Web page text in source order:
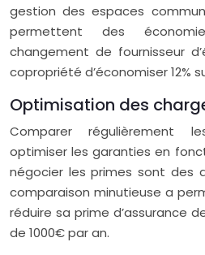
gestion des espaces
permettent des
changement de fournisseur
copropriété d’économiser 12%
Optimisation des
Comparer régulièrement
optimiser les garanties en
négocier les primes sont des
comparaison minutieuse a
réduire sa prime d’assurance
de 1000€ par an.